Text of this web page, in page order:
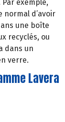
exemple,
normal d’avoir
une boîte
recyclés, ou
dans un
verre.
Lavera